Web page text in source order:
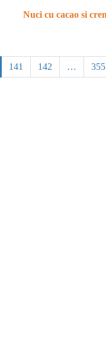
Nuci cu cacao si
141 142 … 355